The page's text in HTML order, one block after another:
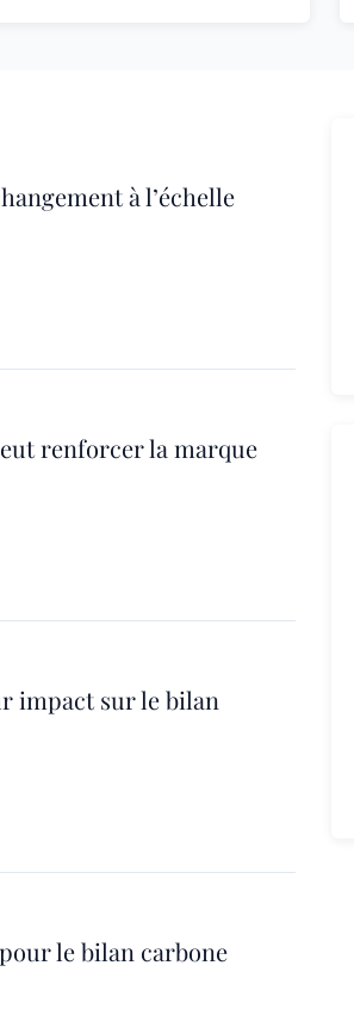
à l’échelle
renforcer la marque
impact sur le bilan
le bilan carbone